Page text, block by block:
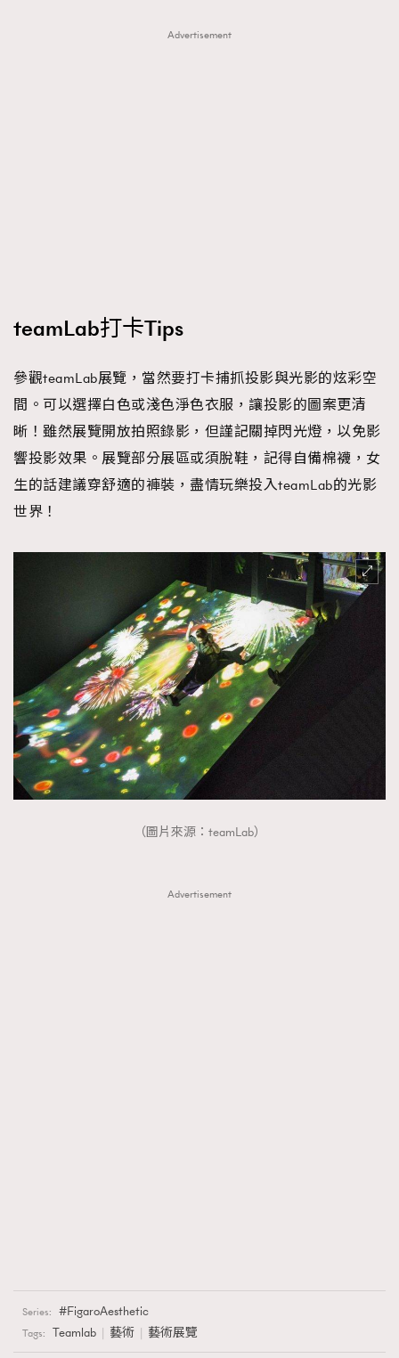
Advertisement
teamLab打卡Tips
參觀teamLab展覽，當然要打卡捕抓投影與光影的炫彩空
間。可以選擇白色或淺色淨色衣服，讓投影的圖案更清
晰！雖然展覽開放拍照錄影，但謹記關掉閃光燈，以免影
響投影效果。展覽部分展區或須脫鞋，記得自備棉襪，女
生的話建議穿舒適的褲裝，盡情玩樂投入teamLab的光影
世界！
（圖片來源：teamLab）
Advertisement
Series: FigaroAesthetic
Tags: Teamlab 藝術 藝術展覽